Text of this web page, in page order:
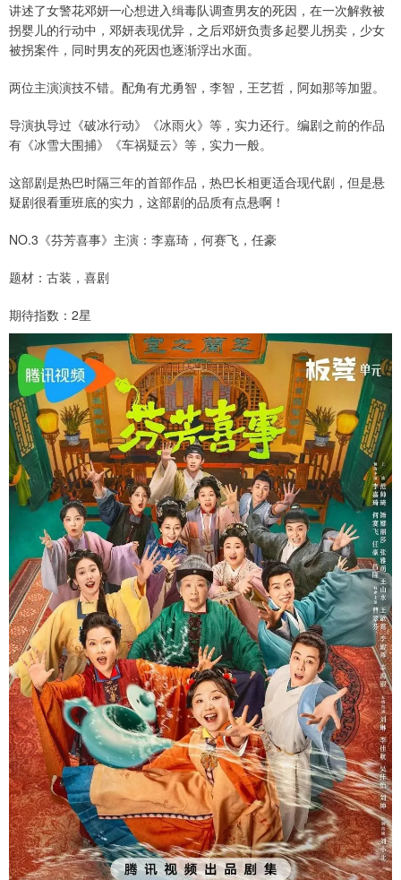
讲述了女警花邓妍一心想进入缉毒队调查男友的死因，在一次解救被
拐婴儿的行动中，邓妍表现优异，之后邓妍负责多起婴儿拐卖，少女
被拐案件，同时男友的死因也逐渐浮出水面。
两位主演演技不错。配角有尤勇智，李智，王艺哲，阿如那等加盟。
导演执导过《破冰行动》《冰雨火》等，实力还行。编剧之前的作品
有《冰雪大围捕》《车祸疑云》等，实力一般。
这部剧是热巴时隔三年的首部作品，热巴长相更适合现代剧，但是悬
疑剧很看重班底的实力，这部剧的品质有点悬啊！
NO.3《芬芳喜事》主演：李嘉琦，何赛飞，任豪
题材：古装，喜剧
期待指数：2星